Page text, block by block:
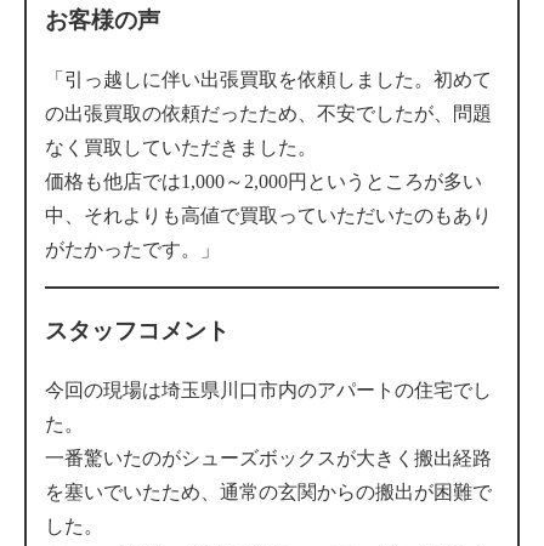
お客様の声
「引っ越しに伴い出張買取を依頼しました。初めて
の出張買取の依頼だったため、不安でしたが、問題
なく買取していただきました。
価格も他店では1,000～2,000円というところが多い
中、それよりも高値で買取っていただいたのもあり
がたかったです。」
スタッフコメント
今回の現場は埼玉県川口市内のアパートの住宅でし
た。
一番驚いたのがシューズボックスが大きく搬出経路
を塞いでいたため、通常の玄関からの搬出が困難で
した。